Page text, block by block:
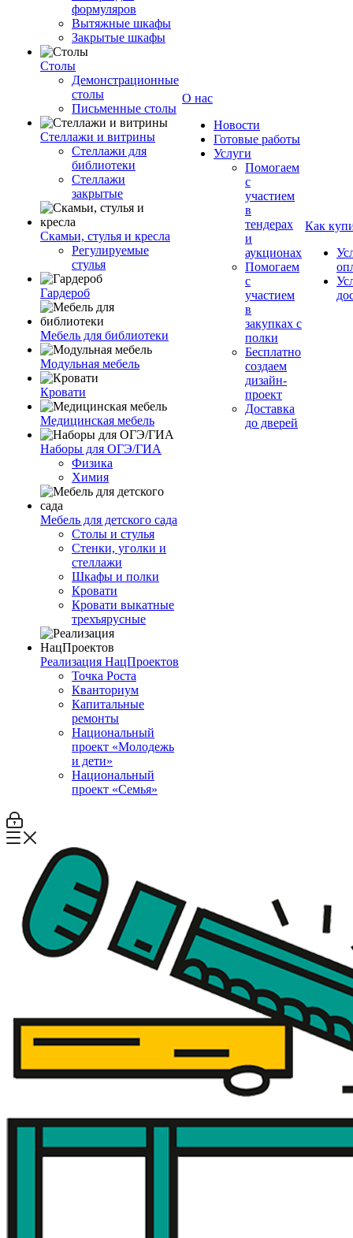
формуляров
Вытяжные шкафы
Закрытые шкафы
Столы
Демонстрационные
столы
Письменные столы
Стеллажи и витрины
Стеллажи для
библиотеки
Стеллажи
закрытые
Скамьи, стулья и кресла
Регулируемые
стулья
Гардероб
Мебель для библиотеки
Модульная мебель
Кровати
Медицинская мебель
Наборы для ОГЭ/ГИА
Физика
Химия
Мебель для детского сада
Столы и стулья
Стенки, уголки и
стеллажи
Шкафы и полки
Кровати
Кровати выкатные
трехъярусные
Реализация НацПроектов
Точка Роста
Кванториум
Капитальные
ремонты
Национальный
проект «Молодежь
и дети»
Национальный
проект «Семья»
О нас
Новости
Готовые работы
Услуги
Помогаем
с
участием
в
тендерах
и
аукционах
Помогаем
с
участием
в
закупках с
полки
Бесплатно
создаем
дизайн-
проект
Доставка
до дверей
Как